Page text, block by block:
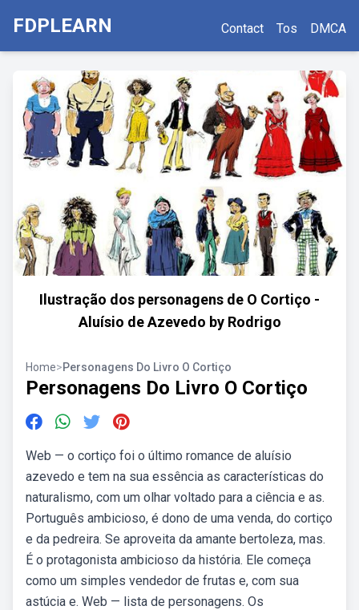
FDPLEARN Contact Tos DMCA
Ilustração dos personagens de O Cortiço -
Aluísio de Azevedo by Rodrigo
Home>Personagens Do Livro O Cortiço
Personagens Do Livro O Cortiço
Web — o cortiço foi o último romance de aluísio
azevedo e tem na sua essência as características do
naturalismo, com um olhar voltado para a ciência e as.
Português ambicioso, é dono de uma venda, do cortiço
e da pedreira. Se aproveita da amante bertoleza, mas.
É o protagonista ambicioso da história. Ele começa
como um simples vendedor de frutas e, com sua
astúcia e. Web — lista de personagens. Os